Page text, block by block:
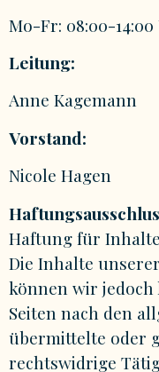
Mo-Fr: 08:00-
Leitung:
Anne Kagemann
Vorstand:
Nicole Hagen
Haftung für Inhalte
Die Inhalte
können wir jedoch
Seiten nach den
übermittelte oder
rechtswidrige